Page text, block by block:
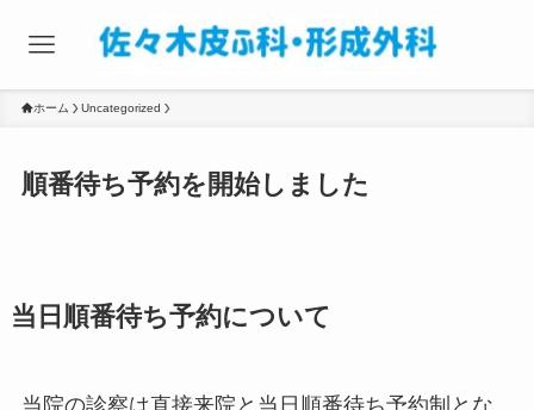
ホーム Uncategorized
順番待ち予約を開始しました
当日順番待ち予約について
当院の診察は直接来院と当日順番待ち予約制とな